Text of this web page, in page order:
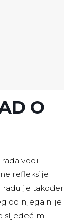
O
vodi i
refleksije
radu je također
od njega nije
sljedećim